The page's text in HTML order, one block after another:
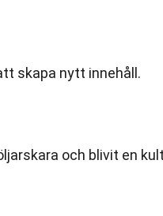
skapa nytt innehåll.
och blivit en